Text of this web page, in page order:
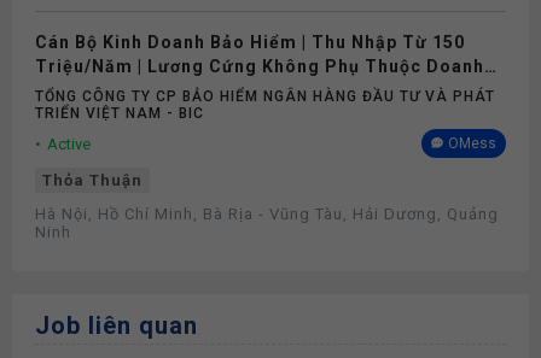
Cán Bộ Kinh Doanh Bảo Hiểm | Thu Nhập Từ 150
Triệu/Năm | Lương Cứng Không Phụ Thuộc Doanh
Số
TỔNG CÔNG TY CP BẢO HIỂM NGÂN HÀNG ĐẦU TƯ VÀ PHÁT
TRIỂN VIỆT NAM - BIC
Active OMess
Thỏa Thuận
Hà Nội, Hồ Chí Minh, Bà Rịa - Vũng Tàu, Hải Dương, Quảng
Ninh
Job liên quan